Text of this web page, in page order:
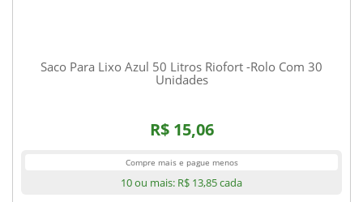
Saco Para Lixo Azul 50 Litros Riofort -Rolo Com 30
Unidades
R$ 15,06
Compre mais e pague menos
10 ou mais: R$ 13,85cada